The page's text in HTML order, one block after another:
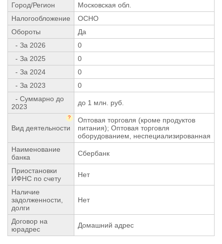
Город/Регион
Московская обл.
Налогообложение
ОСНО
Обороты
Да
- За 2026
0
- За 2025
0
- За 2024
0
- За 2023
0
- Суммарно до
2023
до 1 млн. руб.
Вид деятельности
?
Оптовая торговля (кроме продуктов
питания); Оптовая торговля
оборудованием, неспециализированная
Наименование
банка
Сбербанк
Приостановки
ИФНС по счету
Нет
Наличие
задолженности,
долги
Нет
Договор на
юрадрес
Домашний адрес